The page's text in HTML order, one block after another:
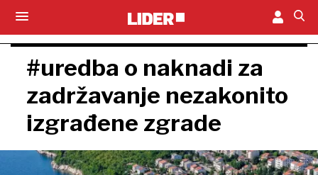
#uredba o naknadi za
zadržavanje nezakonito
izgrađene zgrade